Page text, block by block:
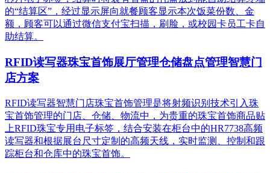
的“结算区”，经过显示屏向就餐顾客显示本次饭菜份数、金
额，顾客可以通过微信支付宝扫描，刷脸，或校园卡员工卡自
助结算。
RFID读写器珠宝首饰展厅管理仓储盘点管理智慧门
店方案
RFID读写器智慧门店珠宝首饰管理是将射频识别技术引入珠
宝首饰管理的门店、仓储、物流中，为贵重的珠宝首饰商品贴
上RFID珠宝专用电子标签，结合安装在柜台中的HR7738高频
读写器和根据展台尺寸定制的高频天线，实时监测、控制和跟
踪柜台和仓库中的珠宝首饰。